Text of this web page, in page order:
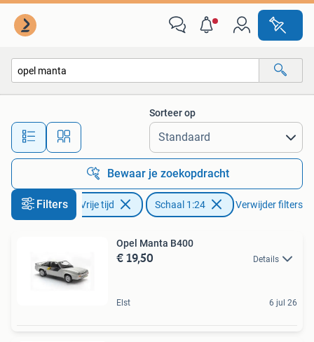
Alle afstanden…
Sorteer op
Bewaar je zoekopdracht
Filters
Hobby en Vrije tijd Schaal 1:24 Verwijder filters
Opel Manta B400
€ 19,50 Details
Elst 6 jul 26